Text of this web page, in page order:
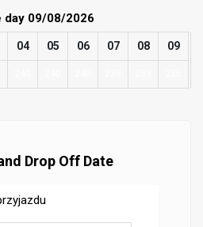
day 09/08/2026
04 05 06 07 08 09
Drop Off Date